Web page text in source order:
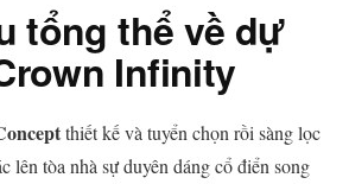
tổng thể về dự
Infinity
thiết kế và tuyển chọn rồi sàng lọc
lên tòa nhà sự duyên dáng cổ điển song